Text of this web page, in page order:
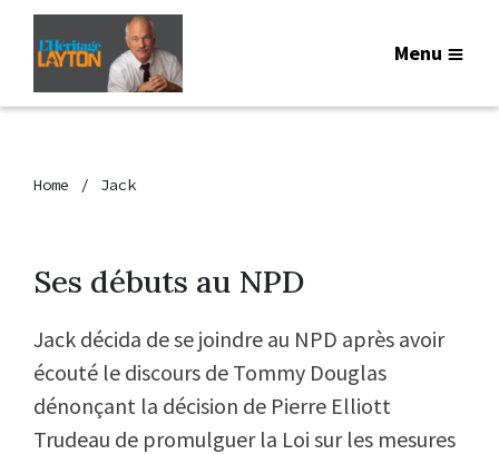
Menu
Home Jack
Ses débuts au NPD
Jack décida de se joindre au NPD après avoir
écouté le discours de Tommy Douglas
dénonçant la décision de Pierre Elliott
Trudeau de promulguer la Loi sur les mesures